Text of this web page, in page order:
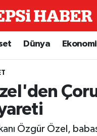
Dünya Ekonomi
Özgür Özel,
Vakitleri
Yoğunluk Haritası